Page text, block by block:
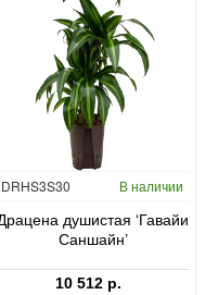
Гидропоника
В наличии
душистая ‘Гавайи
Саншайн’
10 512 р.